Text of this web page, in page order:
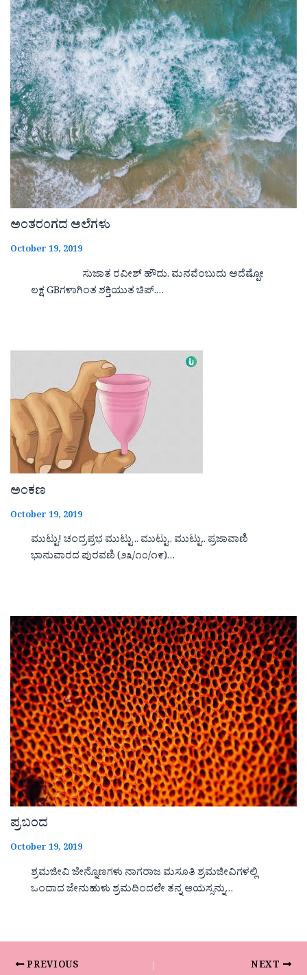
ಅಂತರಂಗದ ಅಲೆಗಳು
October 19, 2019
ಸುಜಾತ ರವೀಶ್ ಹೌದು. ಮನವೆಂಬುದು ಅದೆಷ್ಪೋ
ಲಕ್ಷ GBಗಳಾಗಿಂತ ಶಕ್ತಿಯುತ ಚಿಪ್.…
ಅಂಕಣ
October 19, 2019
ಮುಟ್ಟು! ಚಂದ್ರಪ್ರಭ ಮುಟ್ಟು .. ಮುಟ್ಟು.. ಮುಟ್ಟು.. ಪ್ರಜಾವಾಣಿ
ಭಾನುವಾರದ ಪುರವಣಿ (೨೩/೧೦/೧೯)…
ಪ್ರಬಂದ
October 19, 2019
ಶ್ರಮಜೀವಿ ಜೇನ್ನೊಣಗಳು ನಾಗರಾಜ ಮಸೂತಿ ಶ್ರಮಜೀವಿಗಳಲ್ಲಿ
ಒಂದಾದ ಜೇನುಹುಳು ಶ್ರಮದಿಂದಲೇ ತನ್ನ ಆಯಸ್ಸನ್ನು…
PREVIOUS NEXT